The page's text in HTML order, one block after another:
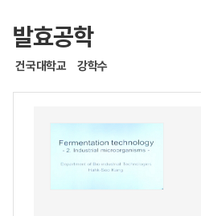
발효공학
건국대학교 강학수